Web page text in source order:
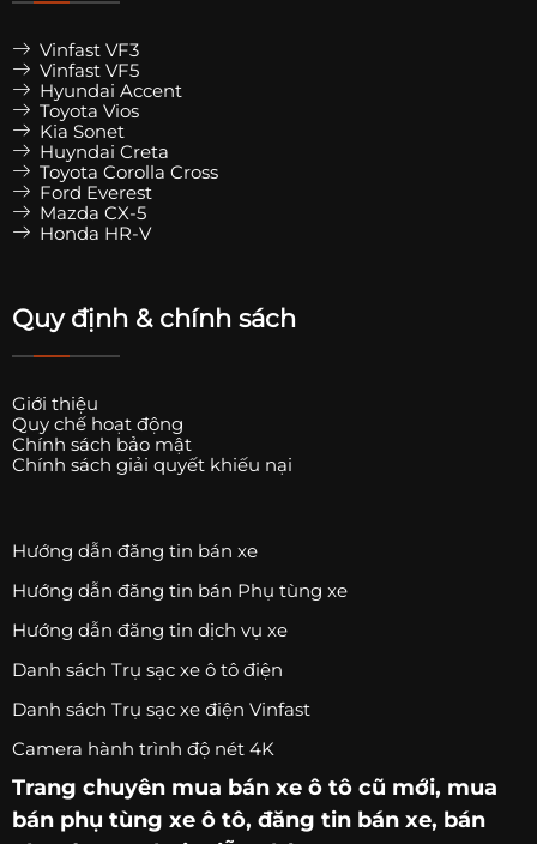
Vinfast VF3
Vinfast VF5
Hyundai Accent
Toyota Vios
Kia Sonet
Huyndai Creta
Toyota Corolla Cross
Ford Everest
Mazda CX-5
Honda HR-V
Quy định & chính sách
Giới thiệu
Quy chế hoạt động
Chính sách bảo mật
Chính sách giải quyết khiếu nại
Hướng dẫn đăng tin bán xe
Hướng dẫn đăng tin bán Phụ tùng xe
Hướng dẫn đăng tin dịch vụ xe
Danh sách Trụ sạc xe ô tô điện
Danh sách Trụ sạc xe điện Vinfast
Camera hành trình độ nét 4K
Trang chuyên mua bán xe ô tô cũ mới, mua
bán phụ tùng xe ô tô, đăng tin bán xe, bán